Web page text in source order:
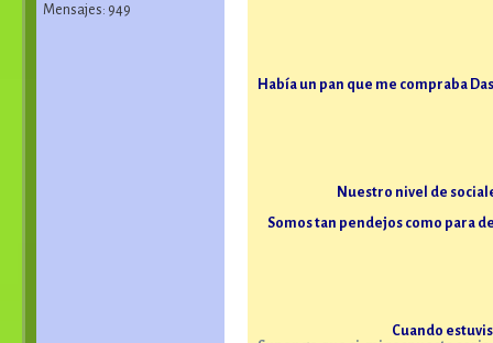
Mensajes: 949
Había un pan que me compraba
Nuestro nivel de
Somos tan pendejos como para
Cuando